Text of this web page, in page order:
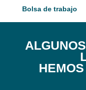
Bolsa de trabajo